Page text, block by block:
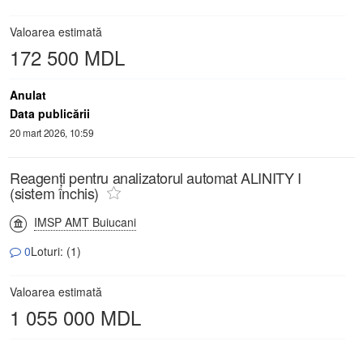
Valoarea estimată
172 500 MDL
Anulat
Data publicării
20 mart 2026, 10:59
Reagenți pentru analizatorul automat ALINITY I
(sistem închis)
IMSP AMT Buiucani
0Loturi: (1)
Valoarea estimată
1 055 000 MDL